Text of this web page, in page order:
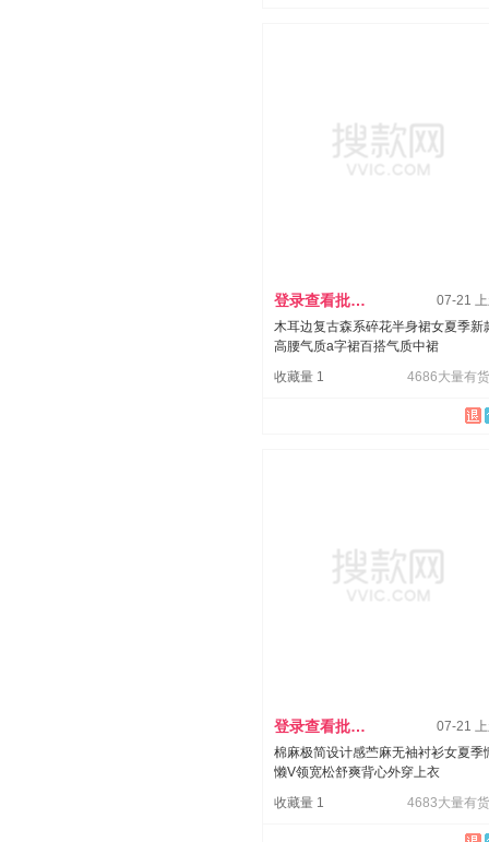
登录查看批发价
07-21
木耳边复古森系碎花半身裙女夏季新
高腰气质a字裙百搭气质中裙
收藏量 1
4686大量有
登录查看批发价
07-21
棉麻极简设计感苎麻无袖衬衫女夏季
懒V领宽松舒爽背心外穿上衣
收藏量 1
4683大量有